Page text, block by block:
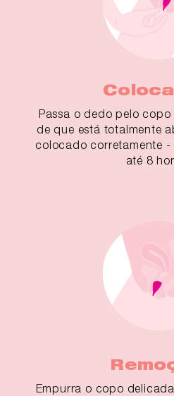
Passa o dedo pelo
de que está totalmente
colocado corretamente
até 8
Empurra o copo